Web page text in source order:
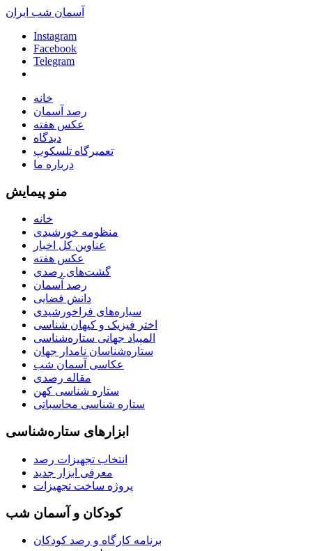
آسمان شب ایران
Instagram
Facebook
Telegram
خانه
رصد آسمان
عکس هفته
دیدگاه
تعمیرگاه تلسکوپ
درباره ما
منو پیمایش
خانه
منظومه خورشیدی
عناوین کل اخبار
عکس هفته
گشت‌های رصدی
رصد آسمان
دانش فضایی
سیاره‌های فراخورشیدی
اختر فیزیک و کیهان شناسی
المپیاد جهانی ستاره‌شناسی
ستاره‌شناسان نامدار جهان
عکاسی آسمان شب
مقاله رصدی
ستاره شناسی کهن
ستاره شناسی محاسباتی
ابزارهای ستاره‌شناسی
انتخاب تجهیزات رصد
معرفی ابزار جدید
پروژه ساخت تجهیزات
کودکان و آسمان شب
برنامه‌ کارگاه و رصد کودکان